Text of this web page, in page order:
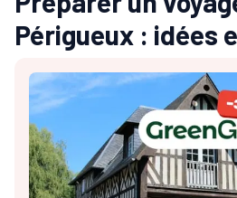
Périgueux : idées